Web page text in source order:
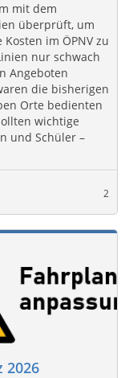
mit dem
überprüft, um
im ÖPNV zu
nur schwach
Angeboten
die bisherigen
Orte bedienten
wichtige
und Schüler –
2
2026